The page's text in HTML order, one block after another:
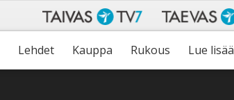
Lehdet Kauppa Rukous Lue lisää